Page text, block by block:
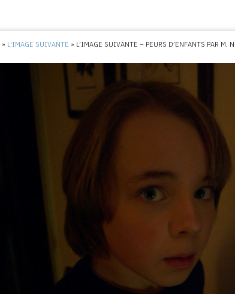
» L'IMAGE SUIVANTE » L’IMAGE SUIVANTE – PEURS D’ENFANTS PAR M.